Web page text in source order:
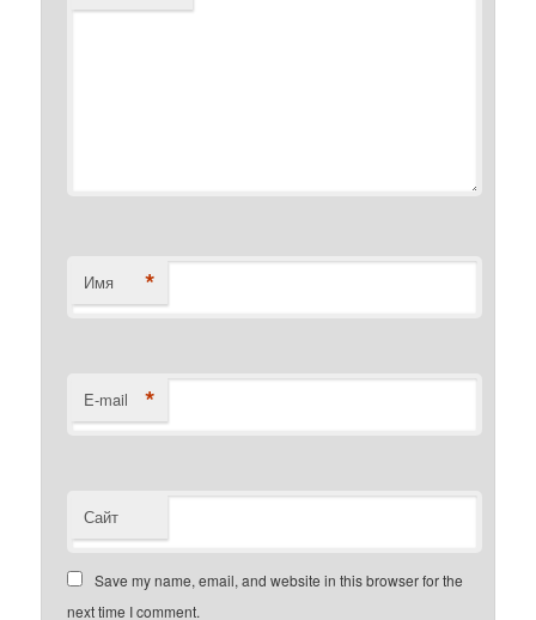
Имя *
E-mail *
Сайт
Save my name, email, and website in this browser for the
next time I comment.